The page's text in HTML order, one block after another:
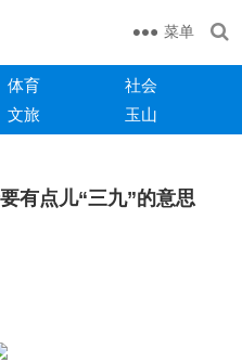
菜单
体育
社会
文旅 玉山
有点儿“三九”的意思